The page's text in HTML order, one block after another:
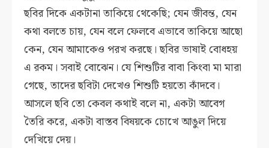
ছবির দিকে একটানা তাকিয়ে থেকেছি; যেন জীবন্ত, যেন
কথা বলতে চায়, যেন বলে ফেলবে এভাবে তাকিয়ে আছো
কেন, যেন আমাকেও পরখ করছে। ছবির ভাষাই বোধহয়
এ রকম। সবাই বোঝেন। যে শিশুটির বাবা কিংবা মা মারা
গেছে, তাদের ছবিটা দেখেও শিশুটি হয়তো কাঁদবে।
আসলে ছবি তো কেবল কথাই বলে না, একটা আবেগ
তৈরি করে, একটা বাস্তব বিষয়কে চোখে আঙুল দিয়ে
দেখিয়ে দেয়।